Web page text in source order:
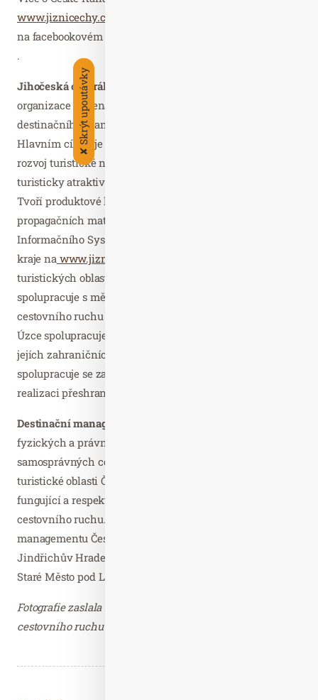
www.jiznicechy.cz/ceskakanada,
na facebookovém profilu:
.
Jihočeská centrála cestovního ruchu
organizace zřízená Jihočeským krajem k výkonu funkce
destinačního managementu pro region jižní Čechy.
Hlavním cílem je realizace projektů zaměřených na
rozvoj turistické nabídky a prezentace regionu jako
turisticky atraktivní destinace v tuzemsku i zahraničí.
Tvoří produktové linie a zajišťuje vydávání tištěných
propagačních materiálů. JCCR je provozovatelem
Informačního Systému Cestovního Ruchu Jihočeského
kraje na www.jiznicechy.cz
turistických oblastí na území Jihočeského kraje,
spolupracuje s městy a obcemi, infocentry a subjekty
cestovního ruchu z veřejného i soukromého sektoru.
Úzce spolupracuje s agenturou CzechTourism, včetně
jejích zahraničních zastoupení, komunikuje a
spolupracuje se zahraničními partnery při tvorbě a
realizaci přeshraničních projektů.
Destinační managament Česká Kanada
fyzických a právnických osob, zejména územních
samosprávných celků, spolupracujících na rozvoji
turistické oblasti Česká Kanada a vytvoření dobře
fungující a respektované destinační společnosti v oblasti
cestovního ruchu. Zakládajícími členy Destinačního
managementu Česká Kanada jsou města Deštná,
Jindřichův Hradec, Nová Bystřice, Slavonice, městys
Staré Město pod Landštejnem a obec Kunžak.
Fotografie zaslala Ing. Jana Píchová, Jihočeská centrála
cestovního ruchu – děkujeme.
✘
Skrýt upoutávky